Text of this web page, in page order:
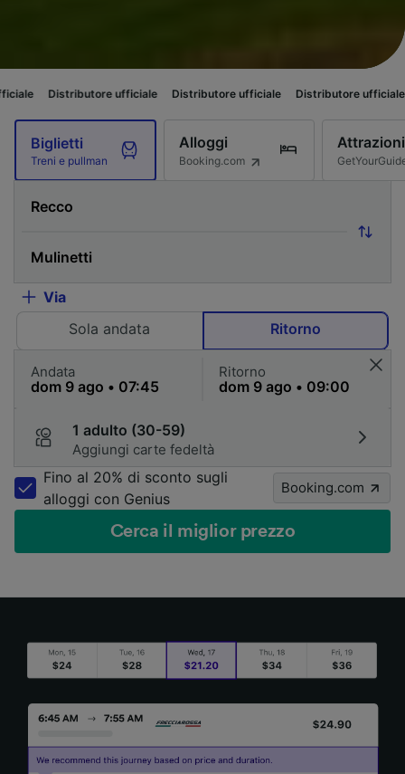
ufficiale Distributore ufficiale Distributore ufficiale
Biglietti
Treni e pullman
Alloggi
Booking.com
Attrazioni
Via
Sola andata
Ritorno
Andata Ritorno
1 adulto (30-59)
Aggiungi carte fedeltà
Fino al 20% di sconto sugli
alloggi con Genius
Booking.com
Cerca il miglior prezzo